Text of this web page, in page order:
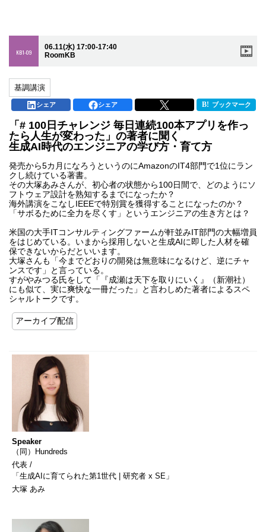
KB1-09
06.11(水) 17:00-17:40
RoomKB
基調講演
シェア シェア ブックマーク
「# 100日チャレンジ 毎日連続100本アプリを作っ
たら人生が変わった」の著者に聞く
生成AI時代のエンジニアの学び方・育て方
発売から5カ月になろうというのにAmazonのIT4部門で1位にラン
クし続けている著書。
その大塚あみさんが、初心者の状態から100日間で、どのようにソ
フトウェア設計を熟知するまでになったか？
海外講演をこなしIEEEで特別賞を獲得することになったのか？
「サボるために全力を尽くす」というエンジニアの生き方とは？
米国の大手ITコンサルティングファームが軒並みIT部門の大幅増員
をはじめている。いまから採用しないと生成AIに即した人材を確
保できないからだといいます。
大塚さんも「今までどおりの開発は無意味になるけど、逆にチャ
ンスです」と言っている。
すがやみつる氏をして「『成瀬は天下を取りにいく』（新潮社）
にも似て、実に爽快な一冊だった」と言わしめた著者によるスペ
シャルトークです。
アーカイブ配信
Speaker
（同）Hundreds
代表 /
「生成AIに育てられた第1世代 | 研究者 x SE」
大塚 あみ